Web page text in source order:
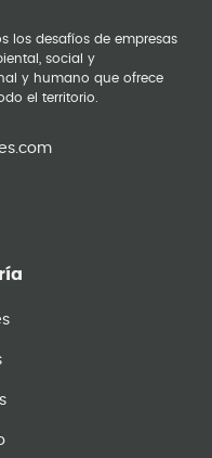
los desafíos de empresas
social y
y humano que ofrece
el territorio.